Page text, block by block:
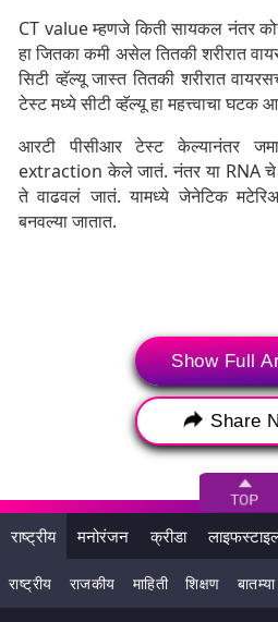
CT value म्हणजे किती सायकल नंतर
हा जितका कमी असेल तितकी शरीरात
सिटी व्हॅल्यू जास्त तितकी शरीरात
टेस्ट मध्ये सीटी व्हॅल्यू हा महत्त्वाचा घटक
आरटी पीसीआर टेस्ट केल्यानंतर
extraction केले जातं. नंतर या RNA चे
ते वाढवलं जातं. यामध्ये जेनेटिक
बनवल्या जातात.
CT value का महत्त्वाची
ICMR रिपोर्ट्सनुसार, जर रूग्णाची सीटी
Show Full
Share
राष्ट्रीय मनोरंजन क्रीडा
राष्ट्रीय राजकीय माहिती शिक्षण बातम्या